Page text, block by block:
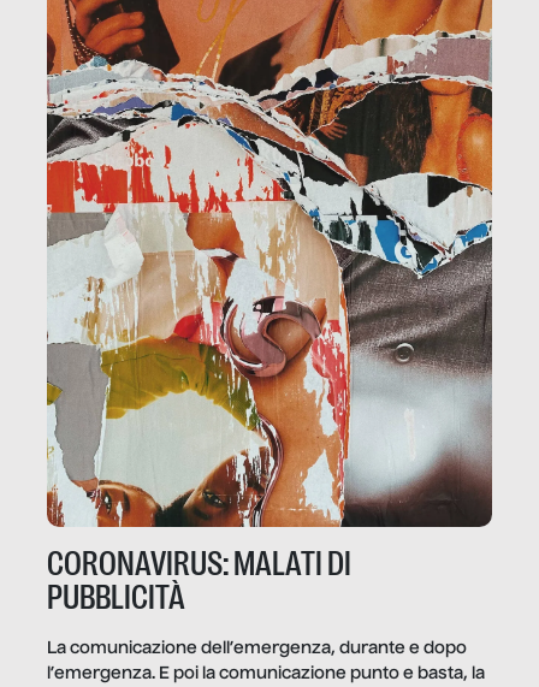
CORONAVIRUS: MALATI DI
PUBBLICITÀ
La comunicazione dell’emergenza, durante e dopo
l’emergenza. E poi la comunicazione punto e basta, la